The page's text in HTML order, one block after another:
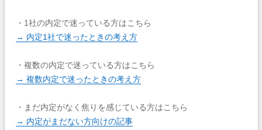
・1社の内定で迷っている方はこちら
→ 内定1社で迷ったときの考え方
・複数の内定で迷っている方はこちら
→ 複数内定で迷ったときの考え方
・まだ内定がなく焦りを感じている方はこちら
→ 内定がまだない方向けの記事